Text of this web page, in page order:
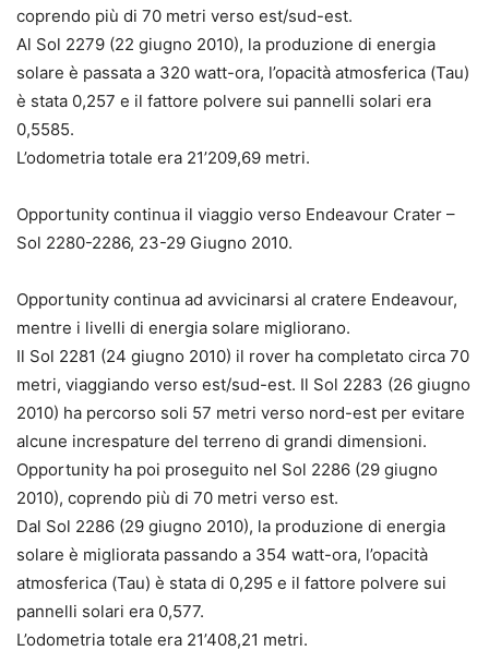
coprendo più di 70 metri verso est/sud-est.
Al Sol 2279 (22 giugno 2010), la produzione di energia
solare è passata a 320 watt-ora, l’opacità atmosferica (Tau)
è stata 0,257 e il fattore polvere sui pannelli solari era
0,5585.
L’odometria totale era 21’209,69 metri.
Opportunity continua il viaggio verso Endeavour Crater –
Sol 2280-2286, 23-29 Giugno 2010.
Opportunity continua ad avvicinarsi al cratere Endeavour,
mentre i livelli di energia solare migliorano.
Il Sol 2281 (24 giugno 2010) il rover ha completato circa 70
metri, viaggiando verso est/sud-est. Il Sol 2283 (26 giugno
2010) ha percorso soli 57 metri verso nord-est per evitare
alcune increspature del terreno di grandi dimensioni.
Opportunity ha poi proseguito nel Sol 2286 (29 giugno
2010), coprendo più di 70 metri verso est.
Dal Sol 2286 (29 giugno 2010), la produzione di energia
solare è migliorata passando a 354 watt-ora, l’opacità
atmosferica (Tau) è stata di 0,295 e il fattore polvere sui
pannelli solari era 0,577.
L’odometria totale era 21’408,21 metri.